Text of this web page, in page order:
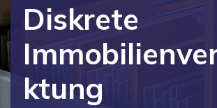
Diskrete
ktung